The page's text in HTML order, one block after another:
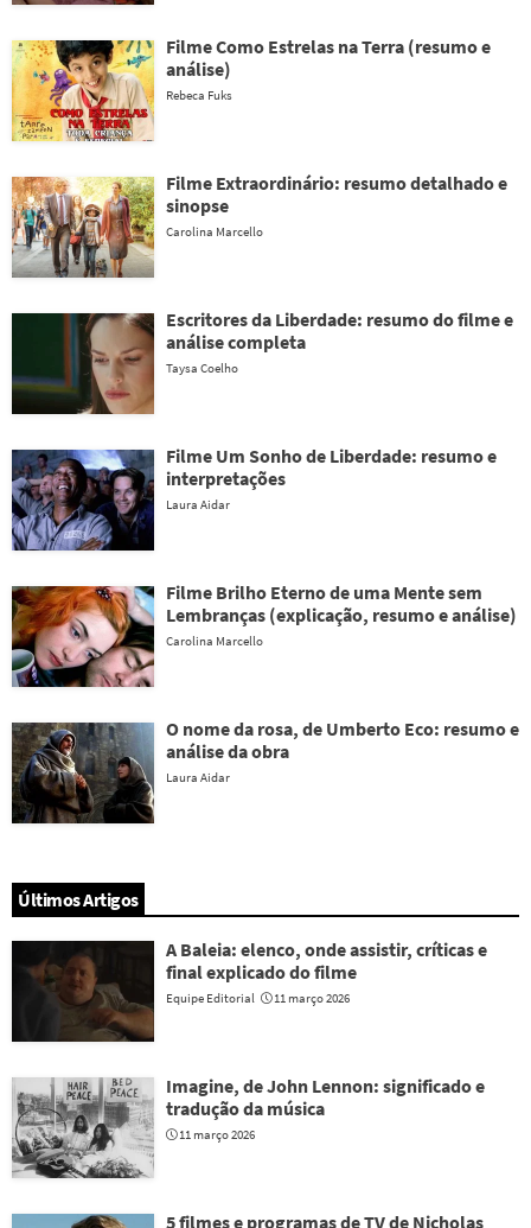
Filme Como Estrelas na Terra (resumo e
análise)
Rebeca Fuks
Filme Extraordinário: resumo detalhado e
sinopse
Carolina Marcello
Escritores da Liberdade: resumo do filme e
análise completa
Taysa Coelho
Filme Um Sonho de Liberdade: resumo e
interpretações
Laura Aidar
Filme Brilho Eterno de uma Mente sem
Lembranças (explicação, resumo e análise)
Carolina Marcello
O nome da rosa, de Umberto Eco: resumo e
análise da obra
Laura Aidar
Últimos Artigos
A Baleia: elenco, onde assistir, críticas e
final explicado do filme
Equipe Editorial 11 março 2026
Imagine, de John Lennon: significado e
tradução da música
11 março 2026
5 filmes e programas de TV de Nicholas